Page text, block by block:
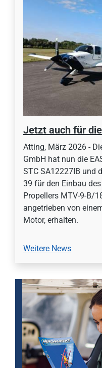
Jetzt auch für
Atting, März 2026 -
GmbH hat nun die
STC SA12227IB und
39 für den Einbau
Propellers MTV-9-B/
angetrieben von
Motor, erhalten.
Weitere News